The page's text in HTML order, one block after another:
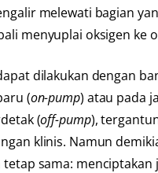
melewati bagian
menyuplai oksigen ke
dilakukan dengan
(on-pump) atau pada
(off-pump),
klinis. Namun
tetap sama: menciptakan